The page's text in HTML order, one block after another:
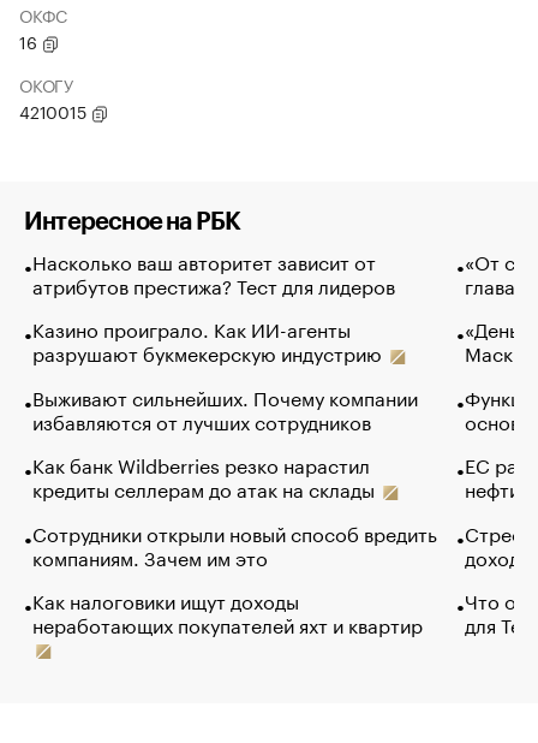
ОКФС
16
ОКОГУ
4210015
Интересное на РБК
Насколько ваш авторитет зависит от
атрибутов престижа? Тест для лидеров
Казино проиграло. Как ИИ-агенты
разрушают букмекерскую индустрию
Выживают сильнейших. Почему компании
избавляются от лучших сотрудников
Как банк Wildberries резко нарастил
кредиты селлерам до атак на склады
Сотрудники открыли новый способ вредить
компаниям. Зачем им это
Как налоговики ищут доходы
неработающих покупателей яхт и квартир
«От
глава
Маск в
основ
ЕС
нефти
Что
для